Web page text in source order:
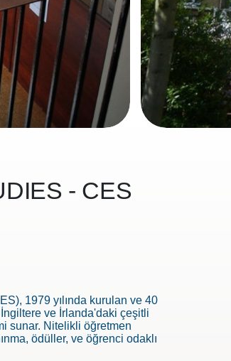
- CES
1979 yılında kurulan ve 40
ve İrlanda'daki çeşitli
sunar. Nitelikli öğretmen
ödüller, ve öğrenci odaklı
sağlamayı amaçlar.